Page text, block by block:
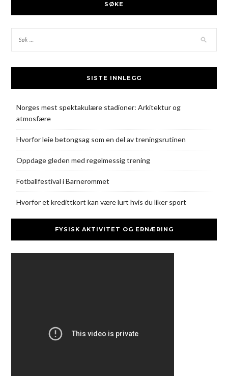
SØKE
SISTE INNLEGG
Norges mest spektakulære stadioner: Arkitektur og
atmosfære
Hvorfor leie betongsag som en del av treningsrutinen
Oppdage gleden med regelmessig trening
Fotballfestival i Barnerommet
Hvorfor et kredittkort kan være lurt hvis du liker sport
FYSISK AKTIVITET OG ERNÆRING